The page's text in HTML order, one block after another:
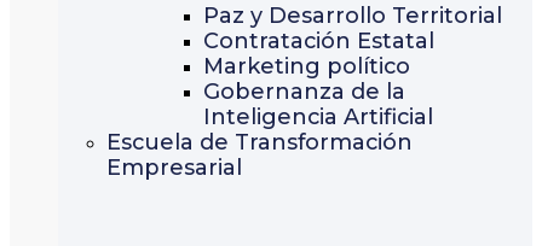
Paz y Desarrollo Territorial
Contratación Estatal
Marketing político
Gobernanza de la
Inteligencia Artificial
Escuela de Transformación
Empresarial